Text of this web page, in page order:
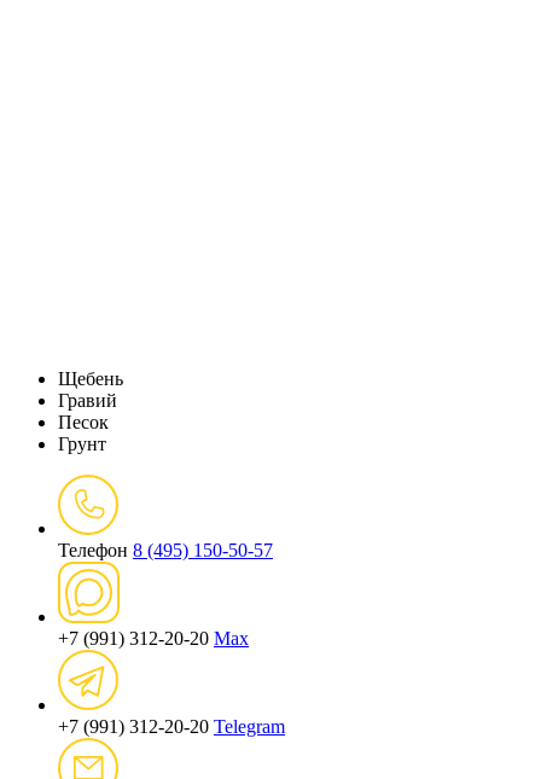
Щебень
Гравий
Песок
Грунт
Телефон 8 (495) 150-50-57
+7 (991) 312-20-20 Max
+7 (991) 312-20-20 Telegram